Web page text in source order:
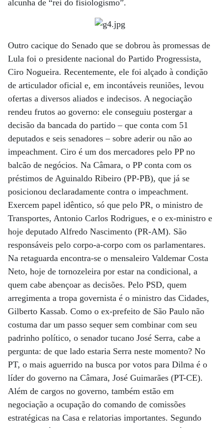
alcunha de “rei do fisiologismo”.
Outro cacique do Senado que se dobrou às promessas de
Lula foi o presidente nacional do Partido Progressista,
Ciro Nogueira. Recentemente, ele foi alçado à condição
de articulador oficial e, em incontáveis reuniões, levou
ofertas a diversos aliados e indecisos. A negociação
rendeu frutos ao governo: ele conseguiu postergar a
decisão da bancada do partido – que conta com 51
deputados e seis senadores – sobre aderir ou não ao
impeachment. Ciro é um dos mercadores pelo PP no
balcão de negócios. Na Câmara, o PP conta com os
préstimos de Aguinaldo Ribeiro (PP-PB), que já se
posicionou declaradamente contra o impeachment.
Exercem papel idêntico, só que pelo PR, o ministro de
Transportes, Antonio Carlos Rodrigues, e o ex-ministro e
hoje deputado Alfredo Nascimento (PR-AM). São
responsáveis pelo corpo-a-corpo com os parlamentares.
Na retaguarda encontra-se o mensaleiro Valdemar Costa
Neto, hoje de tornozeleira por estar na condicional, a
quem cabe abençoar as decisões. Pelo PSD, quem
arregimenta a tropa governista é o ministro das Cidades,
Gilberto Kassab. Como o ex-prefeito de São Paulo não
costuma dar um passo sequer sem combinar com seu
padrinho político, o senador tucano José Serra, cabe a
pergunta: de que lado estaria Serra neste momento? No
PT, o mais aguerrido na busca por votos para Dilma é o
líder do governo na Câmara, José Guimarães (PT-CE).
Além de cargos no governo, também estão em
negociação a ocupação do comando de comissões
estratégicas na Casa e relatorias importantes. Segundo